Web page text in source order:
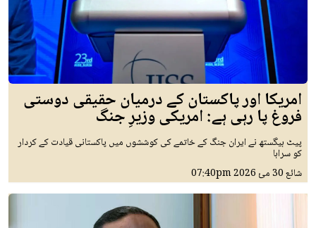
امریکا اور پاکستان کے درمیان حقیقی دوستی
فروغ پا رہی ہے: امریکی وزیرِ جنگ
پیٹ ہیگستھ نے ایران جنگ کے خاتمے کی کوششوں میں پاکستانی قیادت کے کردار
کو سراہا
شائع30 مئ 2026 07:40pm